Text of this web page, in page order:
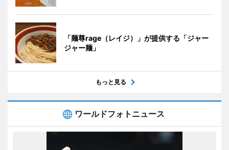
「麺尊rage（レイジ）」が提供する「ジャー
ジャー麺」
もっと見る
ワールドフォトニュース